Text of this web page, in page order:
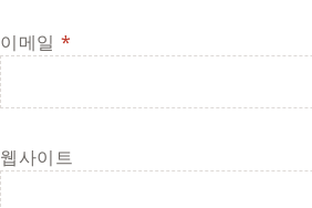
이메일 *
웹사이트